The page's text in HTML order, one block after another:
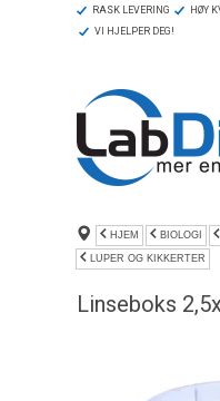
RASK LEVERING HØY
VI HJELPER DEG!
HJEM BIOLOGI
LUPER OG KIKKERTER
Linseboks